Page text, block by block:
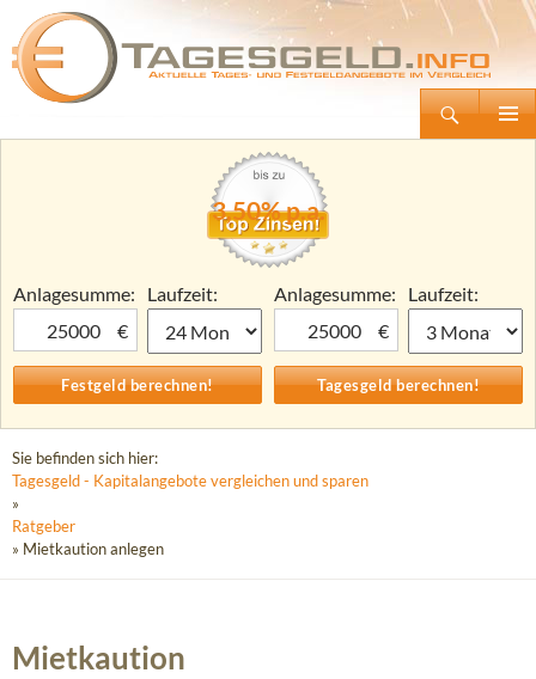
Tagesgeld.info – Tagesgeldkonten vergleichen und Tagesgeld-Zinsen berechnen
Zum
3,50% p.a.
Anlagesumme:
€
Laufzeit:
Anlagesumme:
€
Laufzeit:
Sie befinden sich hier:
Tagesgeld - Kapitalangebote vergleichen und sparen
»
Ratgeber
» Mietkaution anlegen
Mietkaution